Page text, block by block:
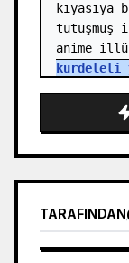
kıyasıya
tutuşmuş
anime
kurdeleli
TARAFINDAN